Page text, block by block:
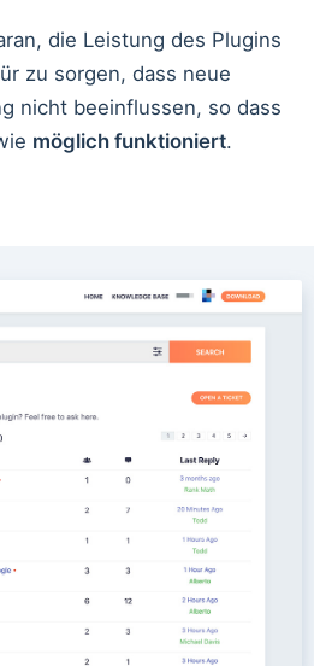
die Leistung des Plugins
zu sorgen, dass neue
nicht beeinflussen, so dass
möglich funktioniert.